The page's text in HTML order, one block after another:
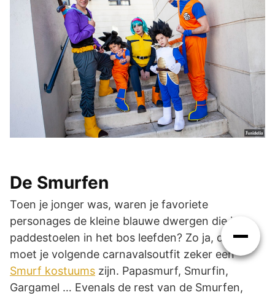
De Smurfen
Toen je jonger was, waren je favoriete
personages de kleine blauwe dwergen die in
paddestoelen in het bos leefden? Zo ja, dan
moet je volgende carnavalsoutfit zeker een
Smurf kostuums zijn. Papasmurf, Smurfin,
Gargamel … Evenals de rest van de Smurfen,